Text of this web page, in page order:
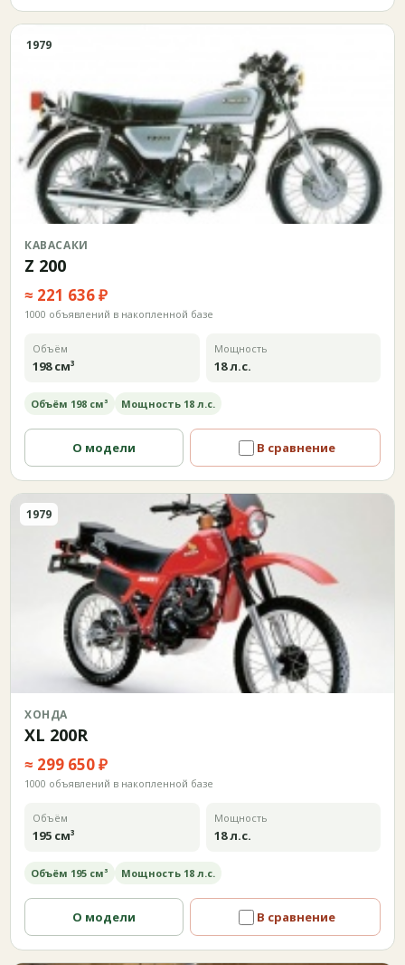
1979
КАВАСАКИ
Z 200
≈ 221 636 ₽
1000 объявлений в накопленной базе
Объём
198 см³
Мощность
18 л.с.
Объём 198 см³ Мощность 18 л.с.
О модели В сравнение
1979
ХОНДА
XL 200R
≈ 299 650 ₽
1000 объявлений в накопленной базе
Объём
195 см³
Мощность
18 л.с.
Объём 195 см³ Мощность 18 л.с.
О модели В сравнение